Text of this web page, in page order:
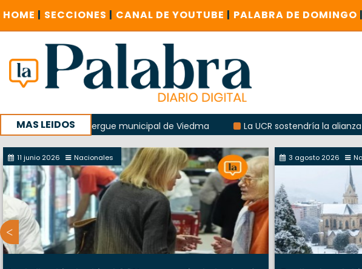
HOME | SECCIONES | CANAL DE YOUTUBE | PALABRA DE DOMINGO |
MAS LEIDOS
del albergue municipal de Viedma La UCR sostendría la alianza con
del Correo Argentino en Sierra Grande
11 junio 2026 Nacionales 3 agosto 2026